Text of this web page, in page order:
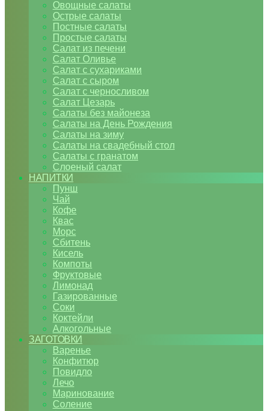
Овощные салаты
Острые салаты
Постные салаты
Простые салаты
Салат из печени
Салат Оливье
Салат с сухариками
Салат с сыром
Салат с черносливом
Салат Цезарь
Салаты без майонеза
Салаты на День Рождения
Салаты на зиму
Салаты на свадебный стол
Салаты с гранатом
Слоеный салат
НАПИТКИ
Пунш
Чай
Кофе
Квас
Морс
Сбитень
Кисель
Компоты
Фруктовые
Лимонад
Газированные
Соки
Коктейли
Алкогольные
ЗАГОТОВКИ
Варенье
Конфитюр
Повидло
Лечо
Маринование
Соление